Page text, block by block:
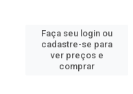
Faça seu login ou
cadastre-se para
ver preços e
comprar